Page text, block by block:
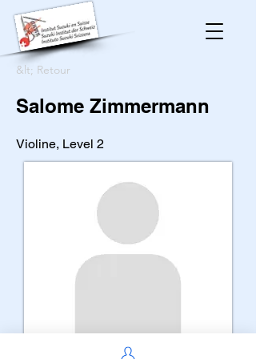
&lt; Retour
Salome Zimmermann
Violine, Level 2